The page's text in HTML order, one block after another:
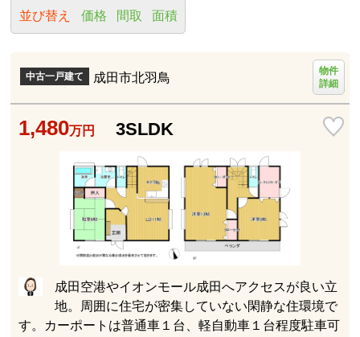
並び替え 価格 間取 面積
中古一戸建て 成田市北羽鳥
物件
詳細
1,480万円 3SLDK
成田空港やイオンモール成田へアクセスが良い立
地。周囲に住宅が密集していない閑静な住環境で
す。カーポートは普通車１台、軽自動車１台程度駐車可